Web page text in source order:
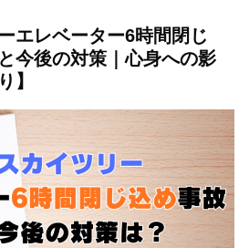
エレベーター6時間閉じ
今後の対策｜心身への影
】